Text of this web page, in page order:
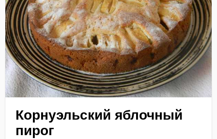
Корнуэльский яблочный
пирог